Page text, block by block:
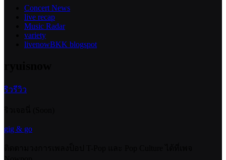
Concert News
live recap
Music Radar
variety
livenowBKK blogspot
ริวรีวิว
gig & go